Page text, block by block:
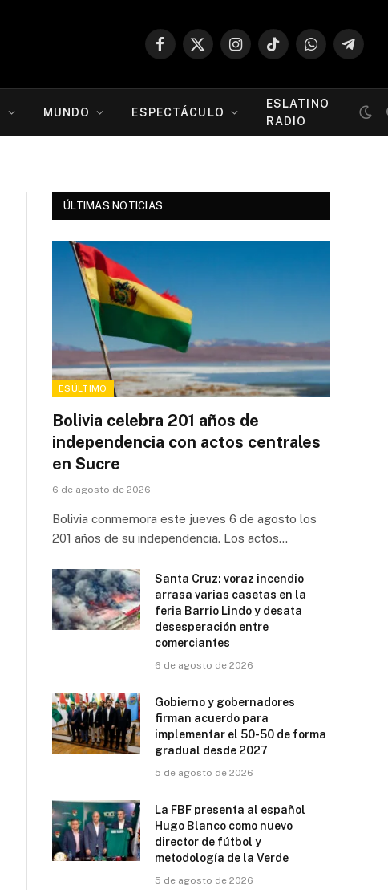
Facebook
X
InstagramTikTokWhatsApp
MUNDO ESPECTÁCULO
ESLATINO
RADIO
ÚLTIMAS NOTICIAS
ESÚLTIMO
Bolivia celebra 201 años de
independencia con actos centrales
en Sucre
6 de agosto de 2026
Bolivia conmemora este jueves 6 de agosto los
201 años de su independencia. Los actos…
Santa Cruz: voraz incendio
arrasa varias casetas en la
feria Barrio Lindo y desata
desesperación entre
comerciantes
6 de agosto de 2026
Gobierno y gobernadores
firman acuerdo para
implementar el 50-50 de forma
gradual desde 2027
5 de agosto de 2026
La FBF presenta al español
Hugo Blanco como nuevo
director de fútbol y
metodología de la Verde
5 de agosto de 2026